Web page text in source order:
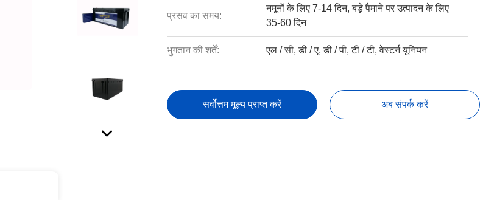
प्रसव का समय:
नमूनों के लिए 7-14 दिन, बड़े पैमाने पर उत्पादन के लिए
35-60 दिन
भुगतान की शर्तें: एल / सी, डी / ए, डी / पी, टी / टी, वेस्टर्न यूनियन
सर्वोत्तम मूल्य प्राप्त करें अब संपर्क करें